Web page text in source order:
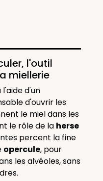
l'outil
miellerie
d'un
d'ouvrir les
le miel dans les
le rôle de la herse
percent la fine
opercule, pour
les alvéoles, sans